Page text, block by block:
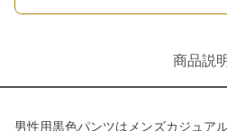
商品説
男性用黒色パンツはメンズカジュア